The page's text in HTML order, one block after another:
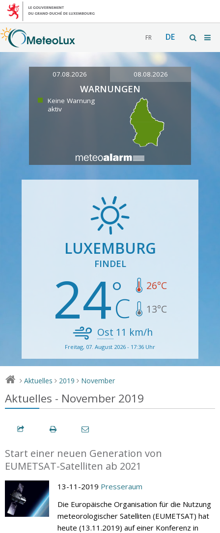
FR DE
07.08.2026 08.08.2026
WARNUNGEN
Keine Warnung
aktiv
LUXEMBURG
FINDEL
24 26°C
13°C
Ost 11 km/h
Freitag, 07. August 2026 - 17:36 Uhr
> Aktuelles > 2019 > November
Aktuelles - November 2019
Start einer neuen Generation von
EUMETSAT-Satelliten ab 2021
13-11-2019 Presseraum
Die Europäische Organisation für die Nutzung
meteorologischer Satelliten (EUMETSAT) hat
heute (13.11.2019) auf einer Konferenz in